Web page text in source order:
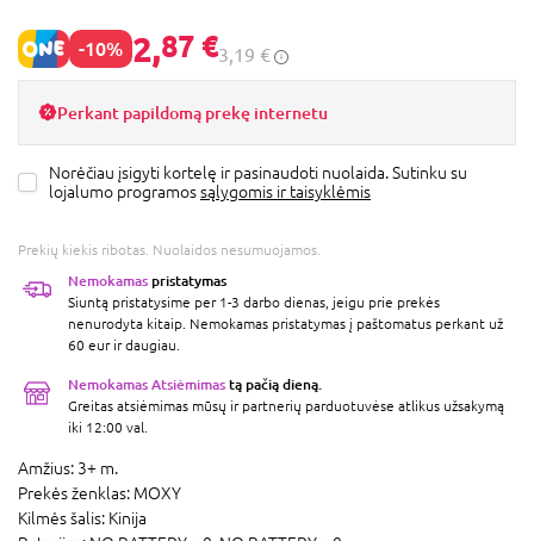
-10% 2,87 €3,19 €
Perkant papildomą prekę internetu
Norėčiau įsigyti kortelę ir pasinaudoti nuolaida. Sutinku su
lojalumo programossąlygomis ir taisyklėmis
Prekių kiekis ribotas. Nuolaidos nesumuojamos.
Nemokamas pristatymas
Siuntą pristatysime per 1-3 darbo dienas, jeigu prie prekės
nenurodyta kitaip. Nemokamas pristatymas į paštomatus perkant už
60 eur ir daugiau.
Nemokamas Atsiėmimas tą pačią dieną.
Greitas atsiėmimas mūsų ir partnerių parduotuvėse atlikus užsakymą
iki 12:00 val.
Amžius: 3+ m.
Prekės ženklas: MOXY
Kilmės šalis: Kinija